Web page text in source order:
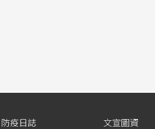
防疫日誌
文宣圖資